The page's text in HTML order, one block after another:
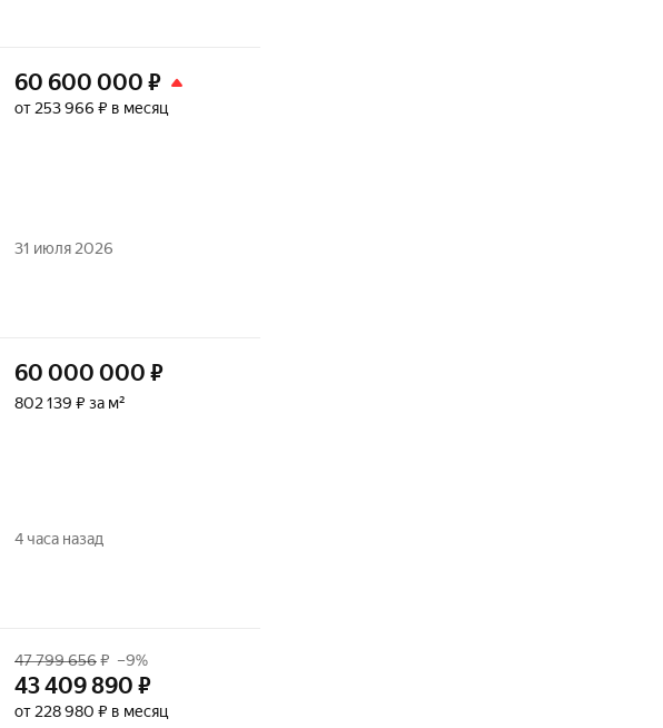
60 600 000 ₽
от 253 966 ₽ в месяц
31 июля 2026
60 000 000 ₽
802 139 ₽ за м²
4 часа назад
47 799 656₽ –9%
43 409 890 ₽
от 228 980 ₽ в месяц